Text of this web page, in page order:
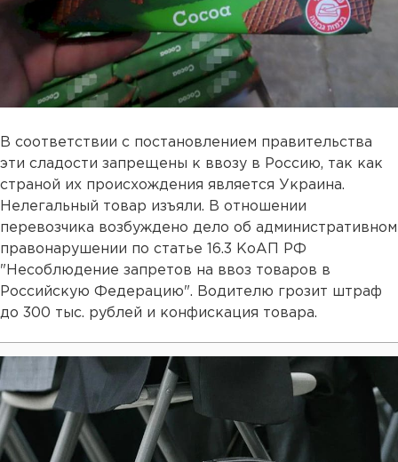
В соответствии с постановлением правительства
эти сладости запрещены к ввозу в Россию, так как
страной их происхождения является Украина.
Нелегальный товар изъяли. В отношении
перевозчика возбуждено дело об административном
правонарушении по статье 16.3 КоАП РФ
"Несоблюдение запретов на ввоз товаров в
Российскую Федерацию". Водителю грозит штраф
до 300 тыс. рублей и конфискация товара.